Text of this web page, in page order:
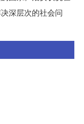
深层次的社会问